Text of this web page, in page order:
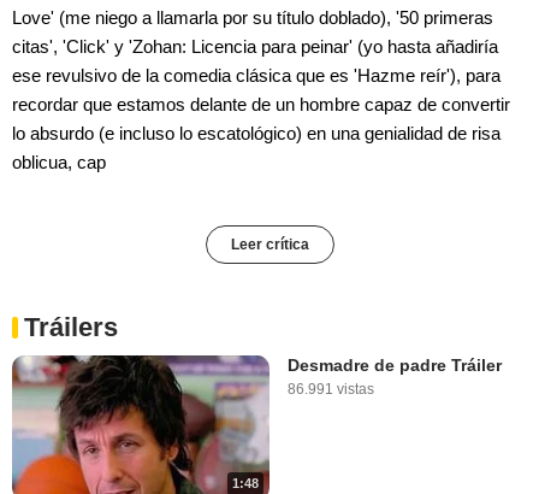
Love' (me niego a llamarla por su título doblado), '50 primeras
citas', 'Click' y 'Zohan: Licencia para peinar' (yo hasta añadiría
ese revulsivo de la comedia clásica que es 'Hazme reír'), para
recordar que estamos delante de un hombre capaz de convertir
lo absurdo (e incluso lo escatológico) en una genialidad de risa
oblicua, cap
Leer crítica
Tráilers
1:48
Desmadre de padre Tráiler
86.991 vistas